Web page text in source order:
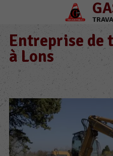
Entreprise de
à Lons